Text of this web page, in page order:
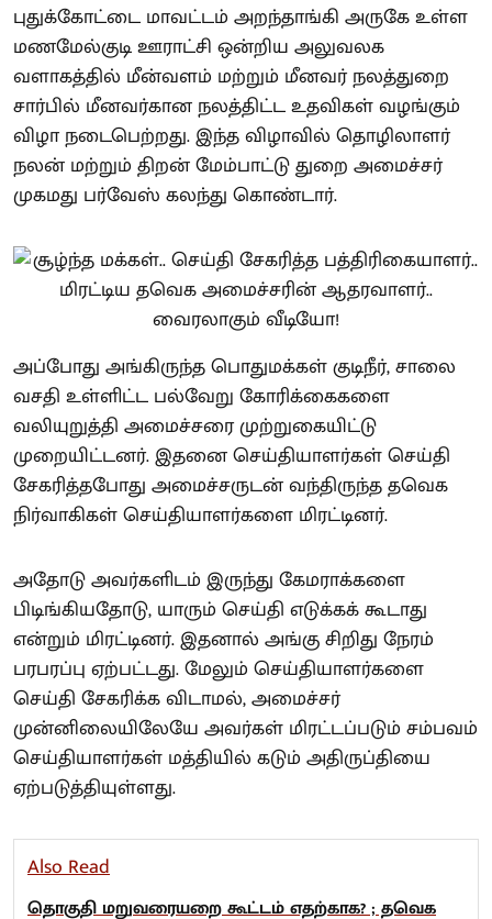
புதுக்கோட்டை மாவட்டம் அறந்தாங்கி அருகே உள்ள
மணமேல்குடி ஊராட்சி ஒன்றிய அலுவலக
வளாகத்தில் மீன்வளம் மற்றும் மீனவர் நலத்துறை
சார்பில் மீனவர்கான நலத்திட்ட உதவிகள் வழங்கும்
விழா நடைபெற்றது. இந்த விழாவில் தொழிலாளர்
நலன் மற்றும் திறன் மேம்பாட்டு துறை அமைச்சர்
முகமது பர்வேஸ் கலந்து கொண்டார்.
அப்போது அங்கிருந்த பொதுமக்கள் குடிநீர், சாலை
வசதி உள்ளிட்ட பல்வேறு கோரிக்கைகளை
வலியுறுத்தி அமைச்சரை முற்றுகையிட்டு
முறையிட்டனர். இதனை செய்தியாளர்கள் செய்தி
சேகரித்தபோது அமைச்சருடன் வந்திருந்த தவெக
நிர்வாகிகள் செய்தியாளர்களை மிரட்டினர்.
அதோடு அவர்களிடம் இருந்து கேமராக்களை
பிடிங்கியதோடு, யாரும் செய்தி எடுக்கக் கூடாது
என்றும் மிரட்டினர். இதனால் அங்கு சிறிது நேரம்
பரபரப்பு ஏற்பட்டது. மேலும் செய்தியாளர்களை
செய்தி சேகரிக்க விடாமல், அமைச்சர்
முன்னிலையிலேயே அவர்கள் மிரட்டப்படும் சம்பவம்
செய்தியாளர்கள் மத்தியில் கடும் அதிருப்தியை
ஏற்படுத்தியுள்ளது.
Also Read
தொகுதி மறுவரையறை கூட்டம் எதற்காக? ; தவெக